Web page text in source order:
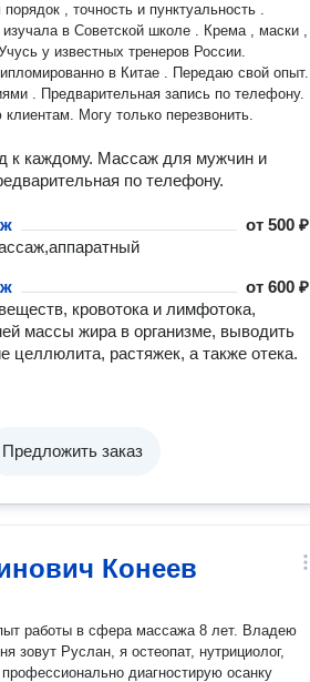
, точность и пунктуальность .
. Предварительная запись по телефону.
Сама никогда не звоню клиентам. Могу только перезвонить.
к каждому. Массаж для мужчин и
по телефону.
от500 ₽
от600 ₽
кровотока и лимфотока,
массы жира в организме, выводить
целлюлита, растяжек, а также отека.
Предложить заказ
Конеев
в сфера массажа 8 лет. Владею
диагностирую осанку